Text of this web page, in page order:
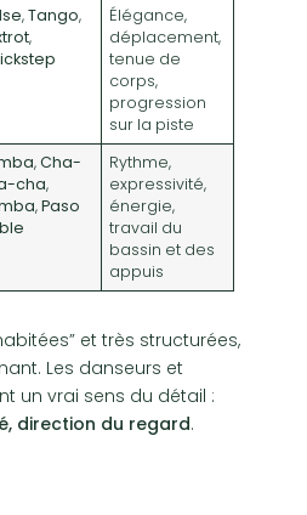
,Tango,
,
Élégance,
déplacement,
tenue de
corps,
progression
sur la piste
,Cha-
cha,
,Paso
Rythme,
expressivité,
énergie,
travail du
bassin et des
appuis
et très structurées,
Les danseurs et
un vrai sens du détail :
direction du regard.